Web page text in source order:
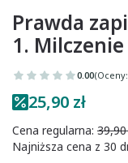
Prawda
1.
0.00
25,90 zł
Cena regularna: 39,90
Najniższa cena z 30